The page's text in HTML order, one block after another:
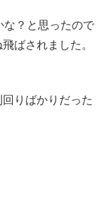
な？と思ったので
ばされました。
りばかりだった